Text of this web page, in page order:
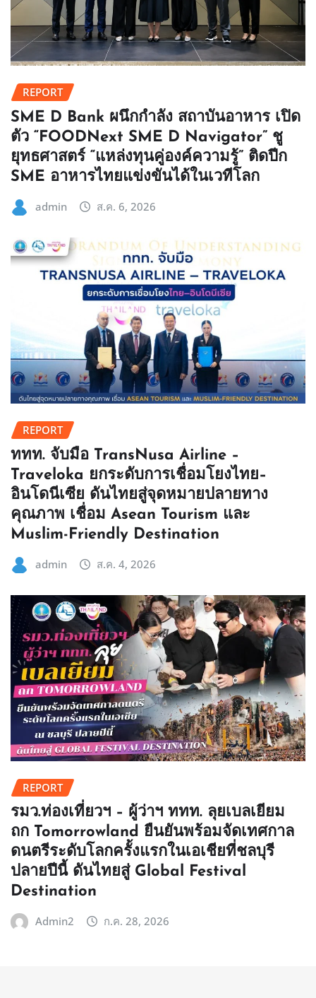
REPORT
SME D Bank ผนึกกำลัง สถาบันอาหาร เปิด
ตัว “FOODNext SME D Navigator” ชู
ยุทธศาสตร์ “แหล่งทุนคู่องค์ความรู้” ติดปีก
SME อาหารไทยแข่งขันได้ในเวทีโลก
admin ส.ค. 6, 2026
REPORT
ททท. จับมือ TransNusa Airline –
Traveloka ยกระดับการเชื่อมโยงไทย–
อินโดนีเซีย ดันไทยสู่จุดหมายปลายทาง
คุณภาพ เชื่อม Asean Tourism และ
Muslim-Friendly Destination
admin ส.ค. 4, 2026
REPORT
รมว.ท่องเที่ยวฯ – ผู้ว่าฯ ททท. ลุยเบลเยียม
ถก Tomorrowland ยืนยันพร้อมจัดเทศกาล
ดนตรีระดับโลกครั้งแรกในเอเชียที่ชลบุรี
ปลายปีนี้ ดันไทยสู่ Global Festival
Destination
Admin2 ก.ค. 28, 2026